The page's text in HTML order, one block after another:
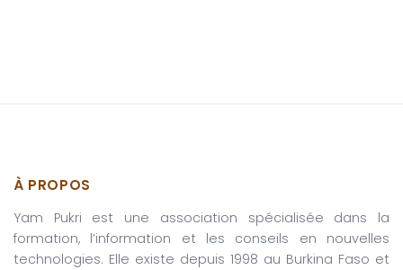
À PROPOS
Yam Pukri est une association spécialisée dans la
formation, l’information et les conseils en nouvelles
technologies. Elle existe depuis 1998 au Burkina Faso et